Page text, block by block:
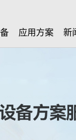
应用方案 新